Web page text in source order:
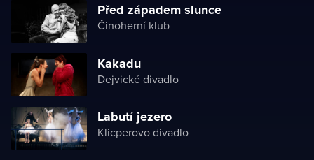
Před západem slunce
Činoherní klub
Kakadu
Dejvické divadlo
Labutí jezero
Klicperovo divadlo